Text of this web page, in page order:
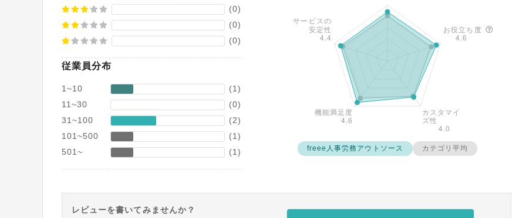
(0)
(0)
(0)
従業員分布
1~10
(1)
11~30
(0)
31~100
(2)
101~500
(1)
501~
(1) freee人事労務アウトソース カテゴリ平均
レビューを書いてみませんか？